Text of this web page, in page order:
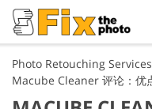
Photo Retouching Services
Macube Cleaner 评论：优